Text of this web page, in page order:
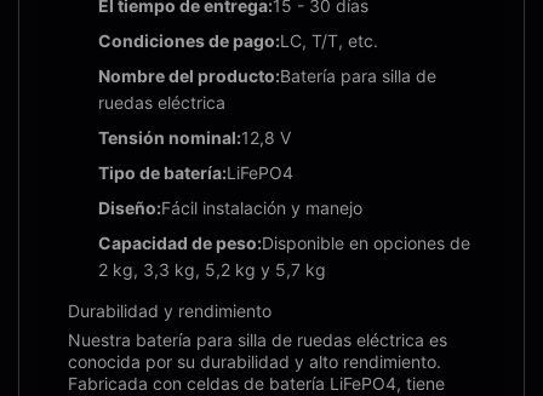
El tiempo de entrega:15 - 30 días
Condiciones de pago:LC, T/T, etc.
Nombre del producto:Batería para silla de
ruedas eléctrica
Tensión nominal:12,8 V
Tipo de batería:LiFePO4
Diseño:Fácil instalación y manejo
Capacidad de peso:Disponible en opciones de
2 kg, 3,3 kg, 5,2 kg y 5,7 kg
Durabilidad y rendimiento
Nuestra batería para silla de ruedas eléctrica es
conocida por su durabilidad y alto rendimiento.
Fabricada con celdas de batería LiFePO4, tiene